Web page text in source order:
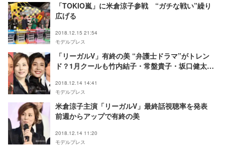
「TOKIO嵐」に米倉涼子参戦 “ガチな戦い”繰り
広げる
2018.12.15 21:54
モデルプレス
「リーガルV」有終の美 “弁護士ドラマ”がトレン
ド？1月クールも竹内結子・常盤貴子・坂口健太郎
2018.12.14 14:41
モデルプレス
米倉涼子主演「リーガルV」最終話視聴率を発表
前週からアップで有終の美
2018.12.14 11:20
モデルプレス